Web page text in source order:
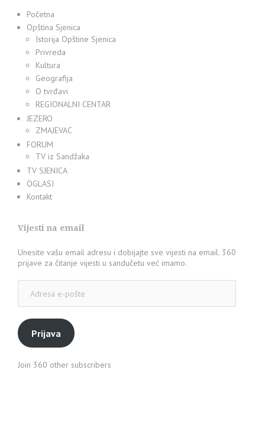
Početna
Opština Sjenica
Istorija Opštine Sjenica
Privreda
Kultura
Geografija
O tvrđavi
REGIONALNI CENTAR
JEZERO
ZMAJEVAC
FORUM
TV iz Sandžaka
TV SJENICA
OGLASI
Kontakt
Vijesti na email
Unesite vašu email adresu i dobijajte sve vijesti na email. 360
prijave za čitanje vijesti u sandučetu već imamo.
pošte
Prijava
Join 360 other subscribers